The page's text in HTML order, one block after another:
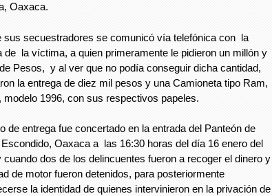
Oaxaca.
sus secuestradores se comunicó vía telefónica con la
de la víctima, a quien primeramente le pidieron un millón y
Pesos, y al ver que no podía conseguir dicha cantidad,
la entrega de diez mil pesos y una Camioneta tipo Ram,
modelo 1996, con sus respectivos papeles.
de entrega fue concertado en la entrada del Panteón de
Oaxaca a las 16:30 horas del día 16 enero del
cuando dos de los delincuentes fueron a recoger el dinero y
de motor fueron detenidos, para posteriormente
la identidad de quienes intervinieron en la privación de